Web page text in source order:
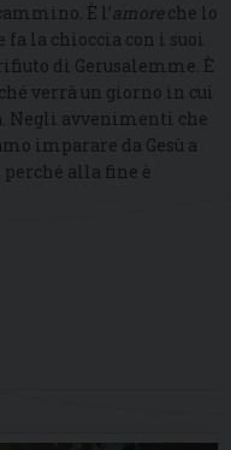
È l’amoreche lo
fa la chioccia con i suoi
di Gerusalemme. È
verrà un giorno in cui
Negli avvenimenti che
imparare da Gesù a
alla fine è